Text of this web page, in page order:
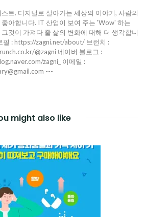
트. 디지털로 살아가는 세상의 이야기, 사람의
좋아합니다. IT 산업이 보여 주는 'Wow' 하는
것이 가져다 줄 삶의 변화에 대해 더 생각합니
필 : https://zagni.net/about/ 브런치 :
@zagni 네이버 블로그 :
zagni_ 이메일 :
---
might also like